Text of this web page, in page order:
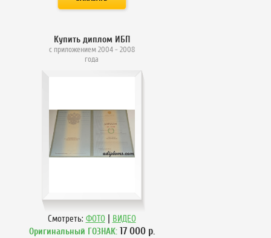
Купить диплом ИБП
с приложением 2004 - 2008
года
Смотреть: ФОТО | ВИДЕО
Оригинальный ГОЗНАК: 17 000р.